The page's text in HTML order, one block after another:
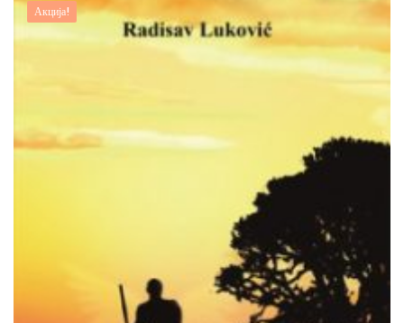
Акција!